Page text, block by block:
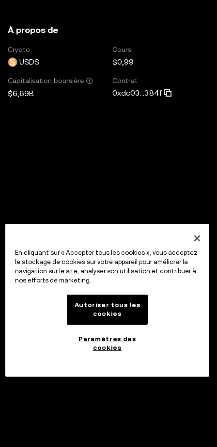
À propos de
Crypto
USDS
Cours
$0,99
Capitalisation boursière
$6,69B
Contrat
0xdc03...384f
En cliquant sur « Accepter tous les cookies », vous acceptez
le stockage de cookies sur votre appareil pour améliorer la
navigation sur le site, analyser son utilisation et contribuer à
nos efforts de marketing.
Autoriser tous les
cookies
Paramètres des
cookies